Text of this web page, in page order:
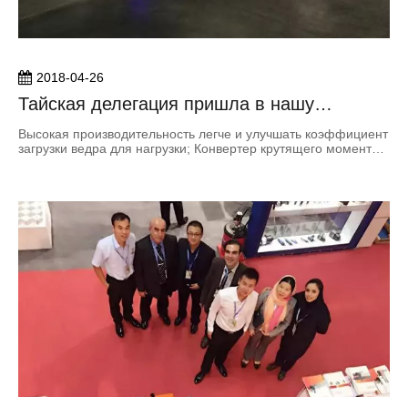
2018-04-26
Тайская делегация пришла в нашу
компанию для руководства
Высокая производительность легче и улучшать коэффициент
загрузки ведра для нагрузки; Конвертер крутящего момента